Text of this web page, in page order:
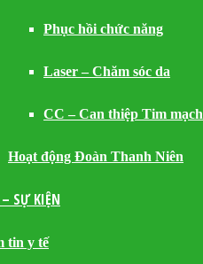
Phục hồi chức năng
Laser – Chăm sóc da
CC – Can thiệp Tim mạch
Hoạt động Đoàn Thanh Niên
SỰ KIỆN
tin y tế